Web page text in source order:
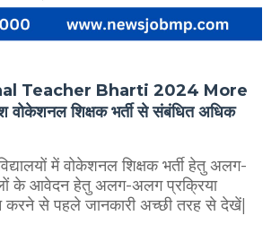
Teacher Bharti 2024 More
शिक्षक भर्ती से संबंधित अधिक
में वोकेशनल शिक्षक भर्ती हेतु अलग-
के आवेदन हेतु अलग-अलग प्रक्रिया
करने से पहले जानकारी अच्छी तरह से देखें|